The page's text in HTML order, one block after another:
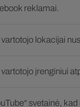
reklamai.
lokacijai
įrenginiui
svetainė,